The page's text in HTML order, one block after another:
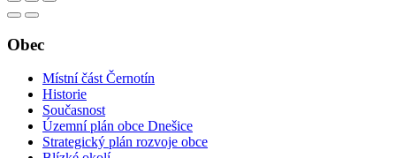
Obec
Místní část Černotín
Historie
Současnost
Územní plán obce Dnešice
Strategický plán rozvoje obce